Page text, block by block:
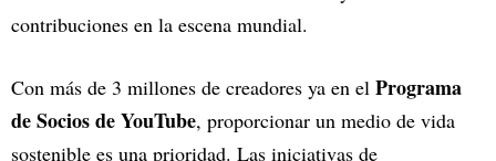
contribuciones en la escena mundial.
Con más de 3 millones de creadores ya en el Programa
de Socios de YouTube, proporcionar un medio de vida
sostenible es una prioridad. Las iniciativas de